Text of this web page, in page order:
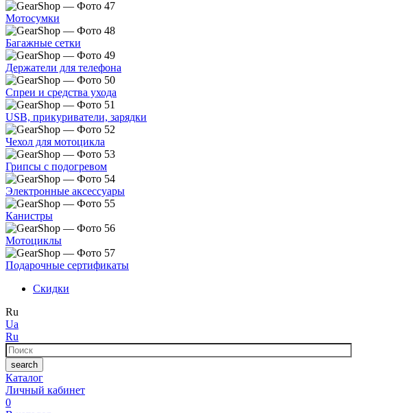
Мотосумки
Багажные сетки
Держатели для телефона
Спреи и средства ухода
USB, прикуриватели, зарядки
Чехол для мотоцикла
Грипсы с подогревом
Электронные аксессуары
Канистры
Мотоциклы
Подарочные сертификаты
Скидки
Ru
Ua
Ru
Поиск
search
Каталог
Личный кабинет
0